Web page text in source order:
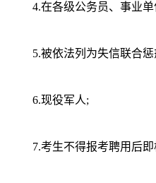
4.在各级公务员、事业
5.被依法列为失信联合惩
6.现役军人;
7.考生不得报考聘用后